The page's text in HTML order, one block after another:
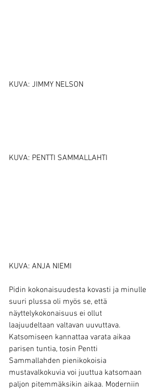
KUVA: JIMMY NELSON
KUVA: PENTTI SAMMALLAHTI
KUVA: ANJA NIEMI
Pidin kokonaisuudesta kovasti ja minulle
suuri plussa oli myös se, että
näyttelykokonaisuus ei ollut
laajuudeltaan valtavan uuvuttava.
Katsomiseen kannattaa varata aikaa
parisen tuntia, tosin Pentti
Sammallahden pienikokoisia
mustavalkokuvia voi juuttua katsomaan
paljon pitemmäksikin aikaa. Moderniin